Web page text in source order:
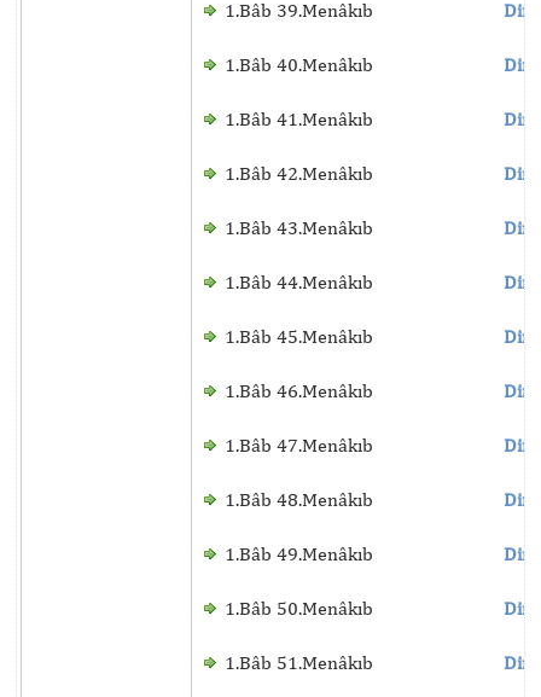
1.Bâb 39.Menâkıb
1.Bâb 40.Menâkıb
1.Bâb 41.Menâkıb
1.Bâb 42.Menâkıb
1.Bâb 43.Menâkıb
1.Bâb 44.Menâkıb
1.Bâb 45.Menâkıb
1.Bâb 46.Menâkıb
1.Bâb 47.Menâkıb
1.Bâb 48.Menâkıb
1.Bâb 49.Menâkıb
1.Bâb 50.Menâkıb
1.Bâb 51.Menâkıb